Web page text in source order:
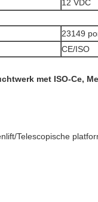
12 VDC
23149
CE/ISO
Telescopische